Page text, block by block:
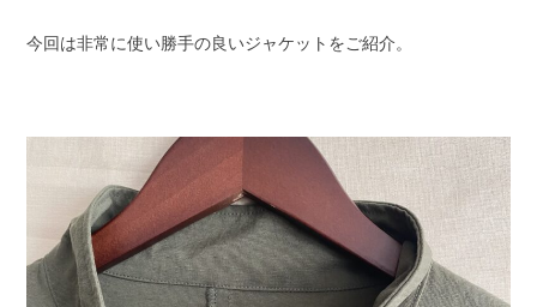
今回は非常に使い勝手の良いジャケットをご紹介。